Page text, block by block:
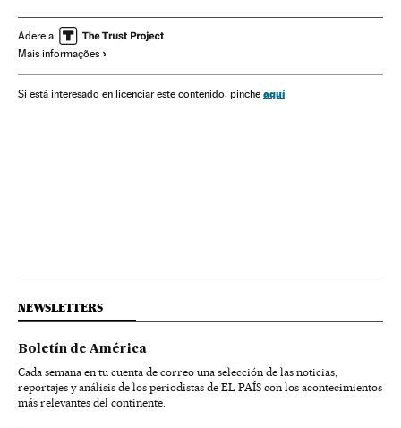
Sudeste asiático Hotelaria
Adere a
Mais informações
Si está interesado en licenciar este contenido, pinche aquí
NEWSLETTERS
Boletín de América
Cada semana en tu cuenta de correo una selección de las noticias,
reportajes y análisis de los periodistas de EL PAÍS con los acontecimientos
más relevantes del continente.